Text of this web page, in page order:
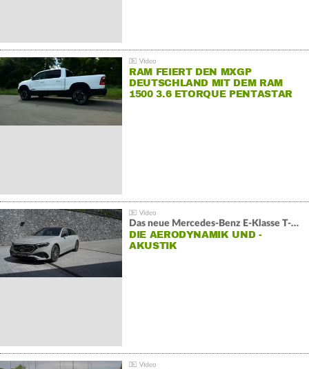
RAM FEIERT DEN MXGP
DEUTSCHLAND MIT DEM RAM
1500 3.6 ETORQUE PENTASTAR
Das neue Mercedes-Benz E-Klasse T-Modell
DIE AERODYNAMIK UND -
AKUSTIK